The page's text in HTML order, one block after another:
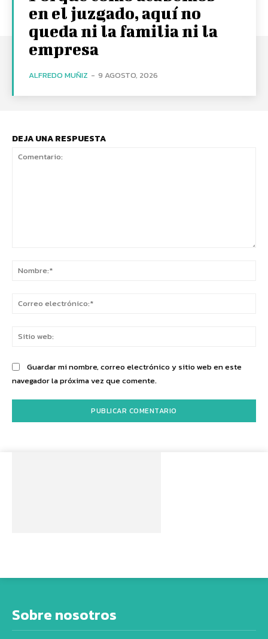
en el juzgado, aquí no
queda ni la familia ni la
empresa
ALFREDO MUÑIZ - 9 AGOSTO, 2026
DEJA UNA RESPUESTA
Guardar mi nombre, correo electrónico y sitio web en este
navegador la próxima vez que comente.
Sobre nosotros